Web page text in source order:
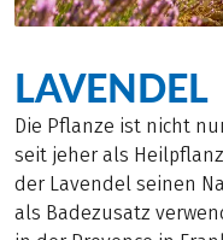
LAVENDEL
Die Pflanze ist nicht
seit jeher als
der Lavendel seinen
als Badezusatz